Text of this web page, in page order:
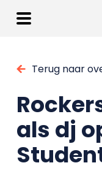
Terug naar
als dj